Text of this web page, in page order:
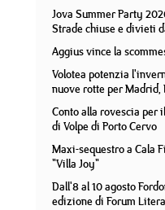
Jova Summer Party
Strade chiuse e divieti
Aggius vince la
Volotea potenzia
nuove rotte per Madrid,
Conto alla rovescia per
di Volpe di Porto Cervo
Maxi-sequestro a Cala
"Villa Joy"
Dall'8 al 10 agosto
edizione di Forum